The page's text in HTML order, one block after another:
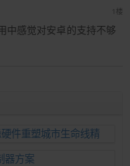
1楼
中感觉对安卓的支持不够
件重塑城市生命线精
器方案